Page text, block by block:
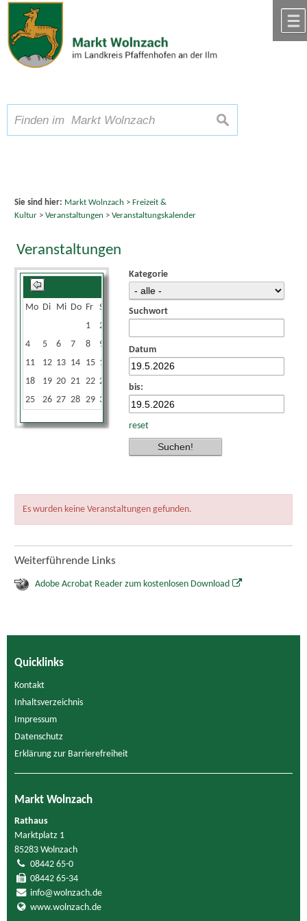
Zum Inhalt,zur Navigation
Schriftgröße A A A suchen
Sie sind hier: Markt Wolnzach > Freizeit &
Kultur> Veranstaltungen > Veranstaltungskalender
Veranstaltungen
Mo Di Mi Do Fr Sa
1
2
4
5 6 7 8 9
11
12 13 14 15 16
18
19 20 21 22 23
25
26 27 28 29 30
Kategorie
Suchwort
Datum
bis:
reset
Es wurden keine Veranstaltungen gefunden.
Weiterführende Links
Adobe Acrobat Reader zum kostenlosen Download
Quicklinks
Kontakt
Inhaltsverzeichnis
Impressum
Datenschutz
Erklärung zur Barrierefreiheit
Markt Wolnzach
Rathaus
Marktplatz 1
85283 Wolnzach
08442 65-0
08442 65-34
info@wolnzach.de
www.wolnzach.de